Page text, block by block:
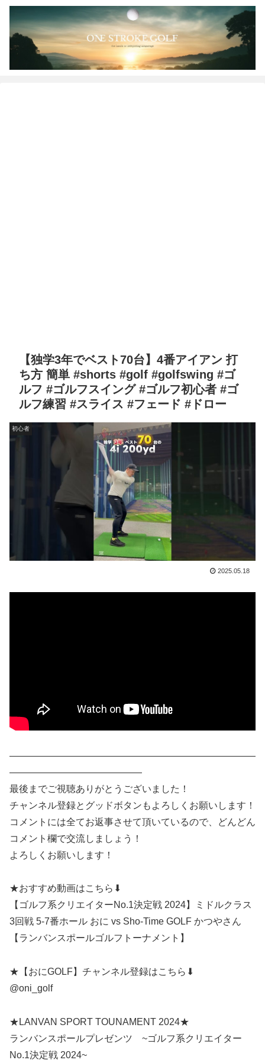
【独学3年でベスト70台】4番アイアン 打
ち方 簡単 #shorts #golf #golfswing #ゴ
ルフ #ゴルフスイング #ゴルフ初心者 #ゴ
ルフ練習 #スライス #フェード #ドロー
初心者
2025.05.18
——————————————————————————
——————————————
最後までご視聴ありがとうございました！
チャンネル登録とグッドボタンもよろしくお願いします！
コメントには全てお返事させて頂いているので、どんどん
コメント欄で交流しましょう！
よろしくお願いします！
★おすすめ動画はこちら⬇︎
【ゴルフ系クリエイターNo.1決定戦 2024】ミドルクラス
3回戦 5-7番ホール おに vs Sho-Time GOLF かつやさん
【ランバンスポールゴルフトーナメント】
★【おにGOLF】チャンネル登録はこちら⬇︎
@oni_golf
★LANVAN SPORT TOUNAMENT 2024★
ランバンスポールプレゼンツ ~ゴルフ系クリエイター
No.1決定戦 2024~